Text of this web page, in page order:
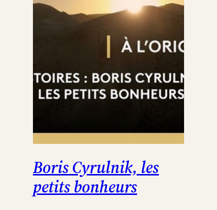
Boris Cyrulnik, les
petits bonheurs